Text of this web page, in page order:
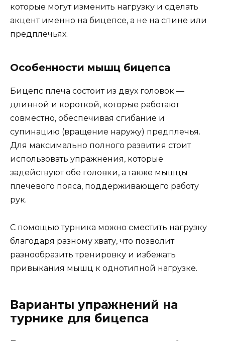
которые могут изменить нагрузку и сделать
акцент именно на бицепсе, а не на спине или
предплечьях.
Особенности мышц бицепса
Бицепс плеча состоит из двух головок —
длинной и короткой, которые работают
совместно, обеспечивая сгибание и
супинацию (вращение наружу) предплечья.
Для максимально полного развития стоит
использовать упражнения, которые
задействуют обе головки, а также мышцы
плечевого пояса, поддерживающего работу
рук.
С помощью турника можно сместить нагрузку
благодаря разному хвату, что позволит
разнообразить тренировку и избежать
привыкания мышц к однотипной нагрузке.
Варианты упражнений на
турнике для бицепса